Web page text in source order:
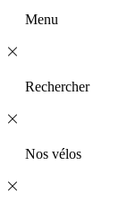
Menu
Rechercher
Nos vélos